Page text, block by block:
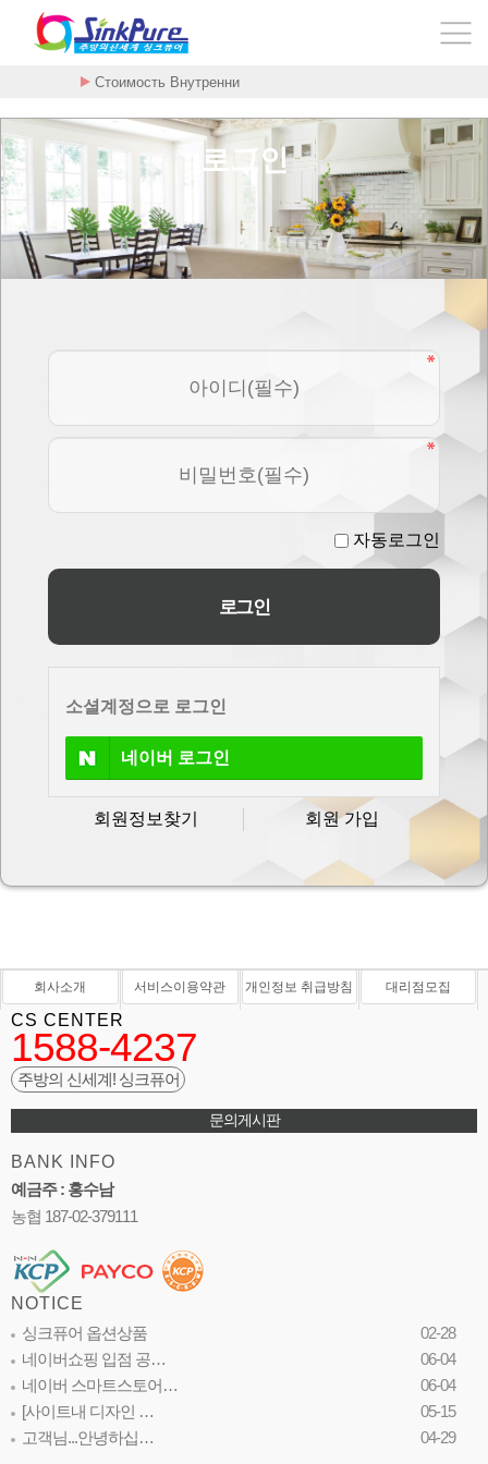
Стоимость Внутренни
로그인
자동로그인
소셜계정으로 로그인
네이버 로그인
회원정보찾기 회원 가입
회사소개 서비스이용약관 개인정보 취급방침 대리점모집
CS CENTER
1588-4237
주방의 신세계! 싱크퓨어
문의게시판
BANK INFO
예금주 : 홍수남
농협 187-02-379111
NOTICE
싱크퓨어 옵션상품
02-28
네이버쇼핑 입점 공…
06-04
네이버 스마트스토어…
06-04
[사이트내 디자인 …
05-15
고객님...안녕하십…
04-29